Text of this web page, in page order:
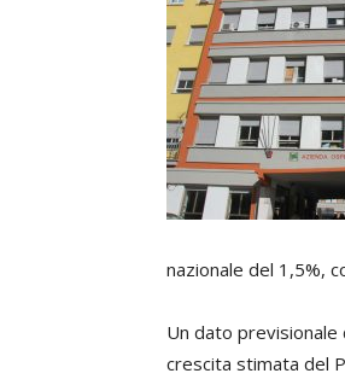
nazionale del 1,5%,
Un dato previsionale
crescita stimata del